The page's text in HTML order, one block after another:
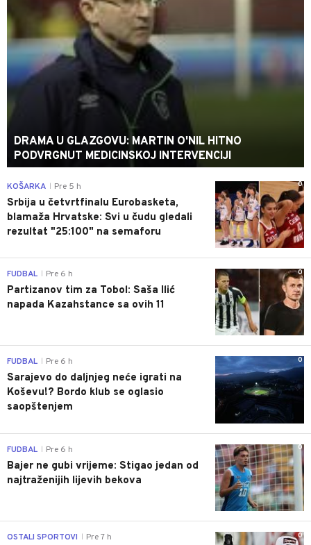
DRAMA U GLAZGOVU: MARTIN O'NIL HITNO
PODVRGNUT MEDICINSKOJ INTERVENCIJI
0
KOŠARKA Pre 5 h
Srbija u četvrtfinalu Eurobasketa,
blamaža Hrvatske: Svi u čudu gledali
rezultat "25:100" na semaforu
0
FUDBAL Pre 6 h
Partizanov tim za Tobol: Saša Ilić
napada Kazahstance sa ovih 11
0
FUDBAL Pre 6 h
Sarajevo do daljnjeg neće igrati na
Koševu!? Bordo klub se oglasio
saopštenjem
0
FUDBAL Pre 6 h
Bajer ne gubi vrijeme: Stigao jedan od
najtraženijih lijevih bekova
0
OSTALI SPORTOVI Pre 7 h